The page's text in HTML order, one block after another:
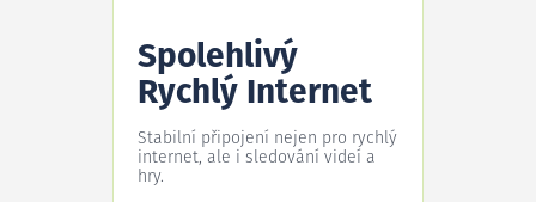
Spolehlivý
Rychlý Internet
Stabilní připojení nejen pro rychlý
internet, ale i sledování videí a
hry.